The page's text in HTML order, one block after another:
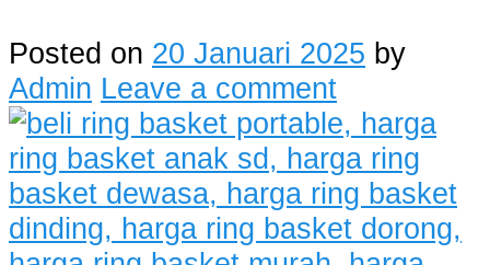
Posted on 20 Januari 2025 by
Admin Leave a comment